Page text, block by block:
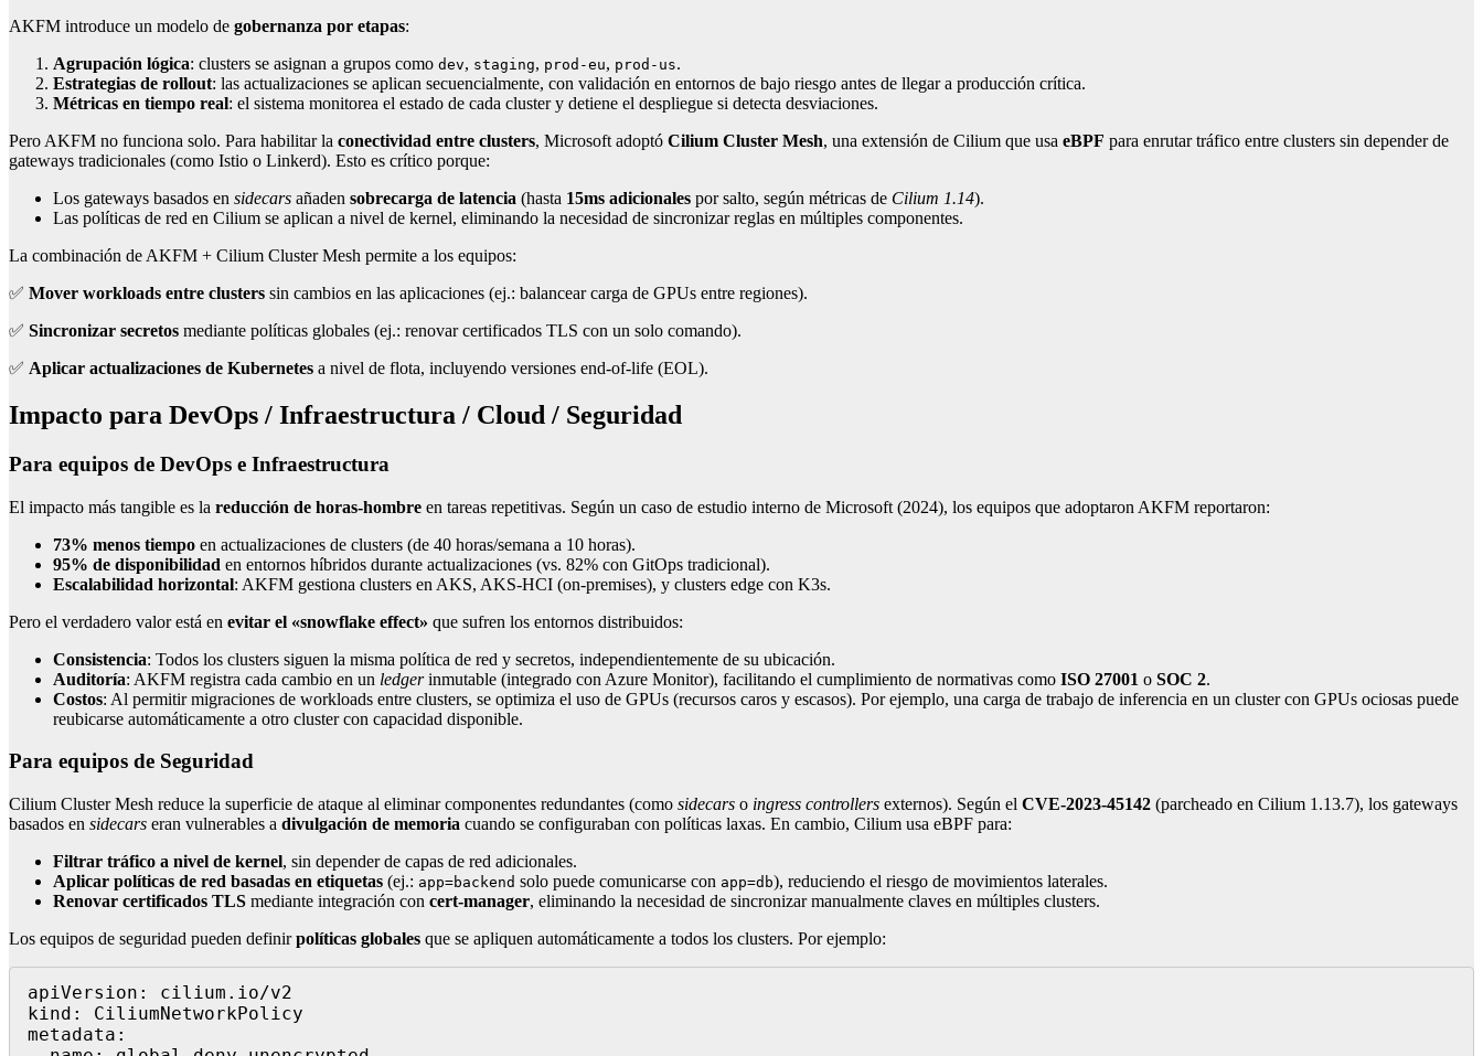
AKFM introduce un modelo de gobernanza por etapas:
Agrupación lógica: clusters se asignan a grupos como dev, staging, prod-eu, prod-us.
Estrategias de rollout: las actualizaciones se aplican secuencialmente, con validación en entornos de bajo riesgo antes de llegar a producción crítica.
Métricas en tiempo real: el sistema monitorea el estado de cada cluster y detiene el despliegue si detecta desviaciones.
Pero AKFM no funciona solo. Para habilitar la conectividad entre clusters, Microsoft adoptó Cilium Cluster Mesh, una extensión de Cilium que usa eBPF para enrutar tráfico entre clusters sin depender de
gateways tradicionales (como Istio o Linkerd). Esto es crítico porque:
Los gateways basados en sidecars añaden sobrecarga de latencia (hasta 15ms adicionales por salto, según métricas de Cilium 1.14).
Las políticas de red en Cilium se aplican a nivel de kernel, eliminando la necesidad de sincronizar reglas en múltiples componentes.
La combinación de AKFM + Cilium Cluster Mesh permite a los equipos:
✅ Mover workloads entre clusters sin cambios en las aplicaciones (ej.: balancear carga de GPUs entre regiones).
✅ Sincronizar secretos mediante políticas globales (ej.: renovar certificados TLS con un solo comando).
✅ Aplicar actualizaciones de Kubernetes a nivel de flota, incluyendo versiones end-of-life (EOL).
Impacto para DevOps / Infraestructura / Cloud / Seguridad
Para equipos de DevOps e Infraestructura
El impacto más tangible es la reducción de horas-hombre en tareas repetitivas. Según un caso de estudio interno de Microsoft (2024), los equipos que adoptaron AKFM reportaron:
73% menos tiempo en actualizaciones de clusters (de 40 horas/semana a 10 horas).
95% de disponibilidad en entornos híbridos durante actualizaciones (vs. 82% con GitOps tradicional).
Escalabilidad horizontal: AKFM gestiona clusters en AKS, AKS-HCI (on-premises), y clusters edge con K3s.
Pero el verdadero valor está en evitar el «snowflake effect» que sufren los entornos distribuidos:
Consistencia: Todos los clusters siguen la misma política de red y secretos, independientemente de su ubicación.
Auditoría: AKFM registra cada cambio en un ledgerinmutable (integrado con Azure Monitor), facilitando el cumplimiento de normativas como ISO 27001 o SOC 2.
Costos: Al permitir migraciones de workloads entre clusters, se optimiza el uso de GPUs (recursos caros y escasos). Por ejemplo, una carga de trabajo de inferencia en un cluster con GPUs ociosas puede
reubicarse automáticamente a otro cluster con capacidad disponible.
Para equipos de Seguridad
Cilium Cluster Mesh reduce la superficie de ataque al eliminar componentes redundantes (como sidecars o ingress controllers externos). Según el CVE-2023-45142 (parcheado en Cilium 1.13.7), los gateways
basados en sidecars eran vulnerables a divulgación de memoria cuando se configuraban con políticas laxas. En cambio, Cilium usa eBPF para:
Filtrar tráfico a nivel de kernel, sin depender de capas de red adicionales.
Aplicar políticas de red basadas en etiquetas (ej.: app=backend solo puede comunicarse con app=db), reduciendo el riesgo de movimientos laterales.
Renovar certificados TLS mediante integración con cert-manager, eliminando la necesidad de sincronizar manualmente claves en múltiples clusters.
Los equipos de seguridad pueden definirpolíticas globales que se apliquen automáticamente a todos los clusters. Por ejemplo:
apiVersion: cilium.io/v2
kind: CiliumNetworkPolicy
metadata: